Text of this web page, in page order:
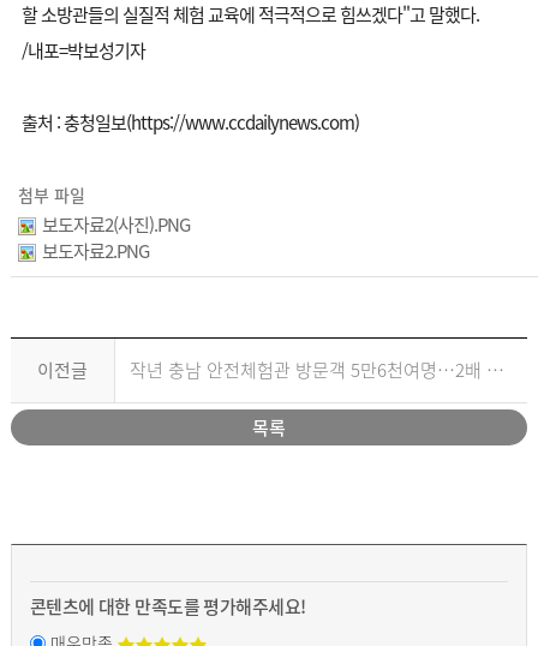
할 소방관들의 실질적 체험 교육에 적극적으로 힘쓰겠다"고 말했다.
/내포=박보성기자
출처 : 충청일보(https://www.ccdailynews.com)
첨부 파일
보도자료2(사진).PNG
보도자료2.PNG
이전글 작년 충남 안전체험관 방문객 5만6천여명…2배 이상↑
목록
콘텐츠에 대한 만족도를 평가해주세요!